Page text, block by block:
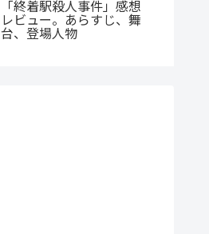
「終着駅殺人事件」感想
レビュー。あらすじ、舞
台、登場人物